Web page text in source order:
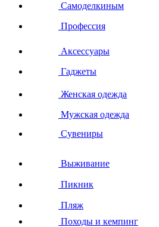
Самоделкиным
Профессия
Аксессуары
Гаджеты
Женская одежда
Мужская одежда
Сувениры
Выживание
Пикник
Пляж
Походы и кемпинг